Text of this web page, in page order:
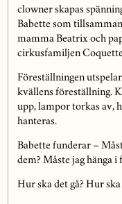
clowner skapas
Babette som
mamma Beatrix och
cirkusfamiljen
Föreställningen
kvällens föreställning.
upp, lampor torkas av,
hanteras.
Babette funderar –
dem? Måste jag hänga
Hur ska det gå? Hur